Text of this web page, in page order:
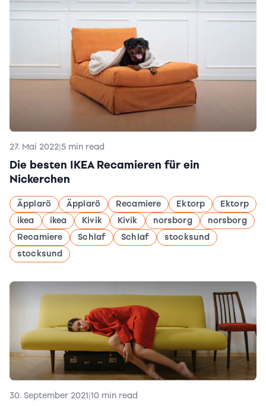
27. Mai 2022|5 min read
Die besten IKEA Recamieren für ein
Nickerchen
Äpplarö Äpplarö Recamiere Ektorp
Ektorp
ikea
ikea Kivik Kivik norsborg
norsborg
Recamiere
Schlaf Schlaf
stocksund
stocksund
30. September 2021|10 min read